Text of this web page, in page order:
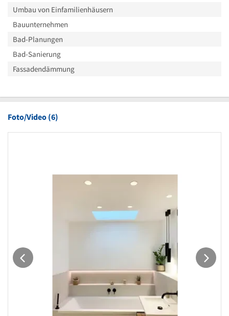
Umbau von Einfamilienhäusern
Bauunternehmen
Bad-Planungen
Bad-Sanierung
Fassadendämmung
Foto/Video (6)